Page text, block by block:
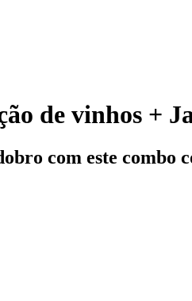
de vinhos +
com este combo